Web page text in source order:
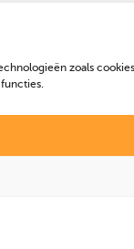
zoals